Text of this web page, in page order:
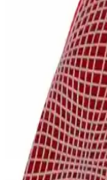
Yeni doğan erkek
çanta ve ayakkabılar,
kombinasyonları
Nike Bebek
Bir Arada Sunan
Nike bebek eşofman
tasarımları ve
şıklığı bir arada
destekler.
Ella Bonna